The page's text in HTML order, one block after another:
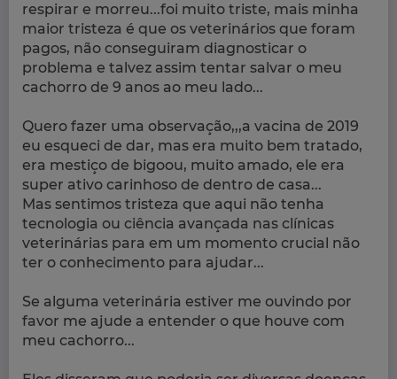
respirar e morreu...foi muito triste, mais minha
maior tristeza é que os veterinários que foram
pagos, não conseguiram diagnosticar o
problema e talvez assim tentar salvar o meu
cachorro de 9 anos ao meu lado...
Quero fazer uma observação,,,a vacina de 2019
eu esqueci de dar, mas era muito bem tratado,
era mestiço de bigoou, muito amado, ele era
super ativo carinhoso de dentro de casa...
Mas sentimos tristeza que aqui não tenha
tecnologia ou ciência avançada nas clínicas
veterinárias para em um momento crucial não
ter o conhecimento para ajudar...
Se alguma veterinária estiver me ouvindo por
favor me ajude a entender o que houve com
meu cachorro...